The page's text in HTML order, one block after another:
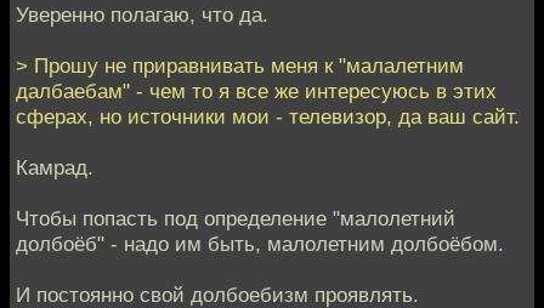
Уверенно полагаю, что да.
> Прошу не приравнивать меня к "малалетним
далбаебам" - чем то я все же интересуюсь в этих
сферах, но источники мои - телевизор, да ваш сайт.
Камрад.
Чтобы попасть под определение "малолетний
долбоёб" - надо им быть, малолетним долбоёбом.
И постоянно свой долбоебизм проявлять.